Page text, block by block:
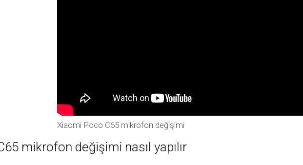
Xiaomi Poco C65 mikrofon değişimi
mikrofon değişimi nasıl yapılır